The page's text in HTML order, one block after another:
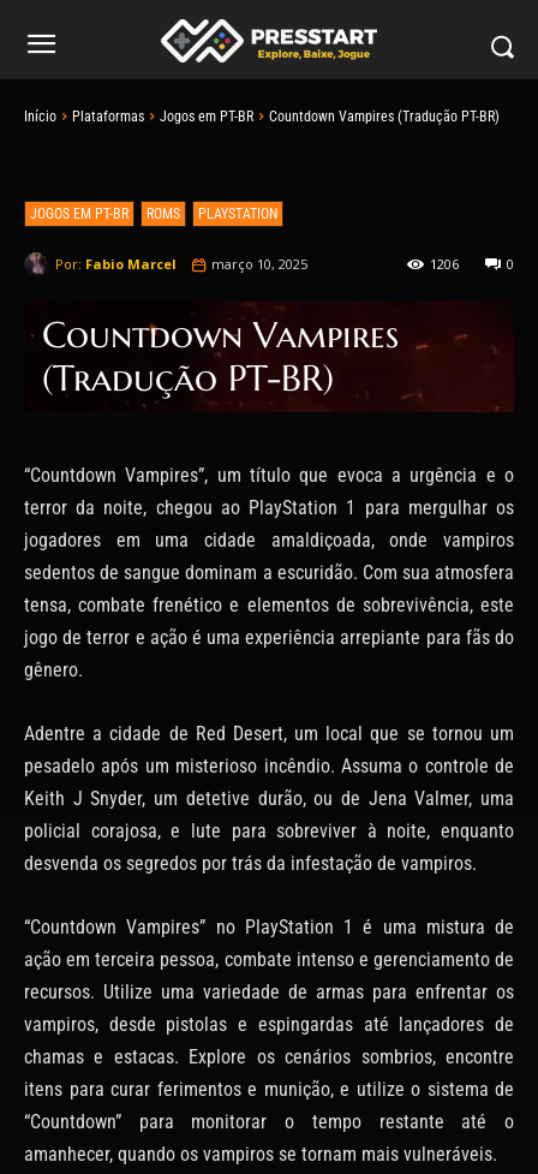
Início Plataformas Jogos em PT-BR Countdown Vampires (Tradução PT-BR)
JOGOS EM PT-BR ROMS PLAYSTATION
Por: Fabio Marcel março 10, 2025 0
1206
Countdown Vampires
(Tradução PT-BR)
“Countdown Vampires”, um título que evoca a urgência e o
terror da noite, chegou ao PlayStation 1 para mergulhar os
jogadores em uma cidade amaldiçoada, onde vampiros
sedentos de sangue dominam a escuridão. Com sua atmosfera
tensa, combate frenético e elementos de sobrevivência, este
jogo de terror e ação é uma experiência arrepiante para fãs do
gênero.
Adentre a cidade de Red Desert, um local que se tornou um
pesadelo após um misterioso incêndio. Assuma o controle de
Keith J Snyder, um detetive durão, ou de Jena Valmer, uma
policial corajosa, e lute para sobreviver à noite, enquanto
desvenda os segredos por trás da infestação de vampiros.
“Countdown Vampires” no PlayStation 1 é uma mistura de
ação em terceira pessoa, combate intenso e gerenciamento de
recursos. Utilize uma variedade de armas para enfrentar os
vampiros, desde pistolas e espingardas até lançadores de
chamas e estacas. Explore os cenários sombrios, encontre
itens para curar ferimentos e munição, e utilize o sistema de
“Countdown” para monitorar o tempo restante até o
amanhecer, quando os vampiros se tornam mais vulneráveis.